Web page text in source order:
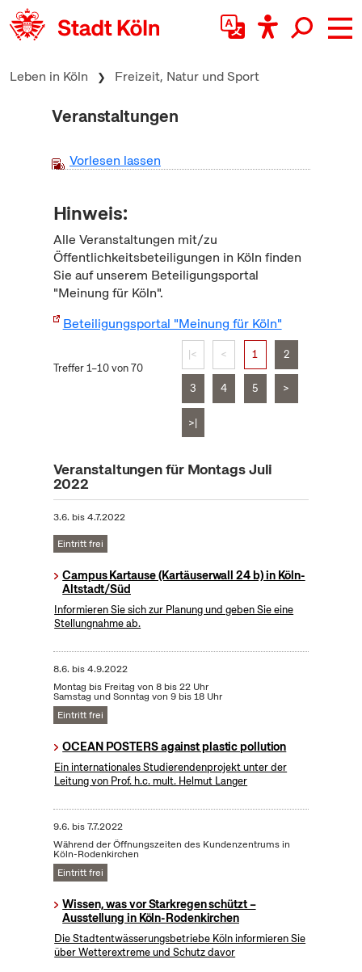
zum Inhalt springen
Leben in Köln Freizeit, Natur und Sport
Veranstaltungen
Vorlesen lassen
Hinweis:
Alle Veranstaltungen mit/zu
Öffentlichkeitsbeteiligungen in Köln finden
Sie auf unserem Beteiligungsportal
"Meinung für Köln".
Beteiligungsportal "Meinung für Köln"
Treffer 1–10 von 70
|< < 1 2
3 4 5 >
>|
Veranstaltungen für Montags Juli
2022
3.6. bis4.7.2022
Eintritt frei
Campus Kartause (Kartäuserwall 24 b) in Köln-
Altstadt/Süd
Informieren Sie sich zur Planung und geben Sie eine
Stellungnahme ab.
8.6. bis4.9.2022
Montag bis Freitag von 8 bis 22 Uhr
Samstag und Sonntag von 9 bis 18 Uhr
Eintritt frei
OCEAN POSTERS against plastic pollution
Ein internationales Studierendenprojekt unter der
Leitung von Prof. h.c. mult. Helmut Langer
9.6. bis7.7.2022
Während der Öffnungszeiten des Kundenzentrums in
Köln-Rodenkirchen
Eintritt frei
Wissen, was vor Starkregen schützt –
Ausstellung in Köln-Rodenkirchen
Die Stadtentwässerungsbetriebe Köln informieren Sie
über Wetterextreme und Schutz davor